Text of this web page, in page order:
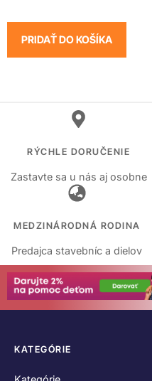
PRIDAŤ DO KOŠÍKA
RÝCHLE DORUČENIE
Zastavte sa u nás aj osobne
MEDZINÁRODNÁ RODINA
Predajca stavebníc a dielov
KATEGÓRIE